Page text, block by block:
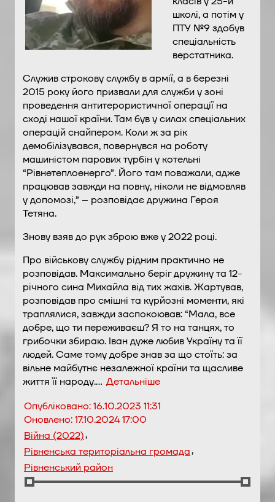
школі, а потім у
ПТУ №9 здобув
спеціальність
верстатника.
Служив строкову службу в армії, а в березні
2015 року його призвали для служби у зоні
проведення антитерористичної операції на
сході нашої країни. Там був у силах спеціальних
операцій снайпером. Коли ж за рік
демобілізувався, повернувся на роботу
машиністом парових турбін у котельні
“Рівнетеплоенерго”. Його там поважали, адже
працював завжди на повну, ніколи не відмовляв
у допомозі,” – розповідає дружина Героя
Тетяна.
Знову взяв до рук зброю вже у 2022 році.
Про військову службу рідним практично не
розповідав. Максимально беріг дружину та 12-
річного сина Михайла від тих жахів. Жартував,
розповідав про смішні та курйозні моменти, які
траплялися, завжди заспокоював: “Мала, все
добре, що ти переживаєш? Я то на танцях, то
грибочки збираю. Іван дуже любив Україну та її
людей. Саме тому добре знав за що стоїть: за
вільне майбутнє незалежної країни та щасливе
життя її народу.… Детальніше
Опубліковано:16.10.2023 11:31
Оновлено:17.10.2024 17:00
Війна (2022),
Рівненська територіальна громада,
Рівненський район